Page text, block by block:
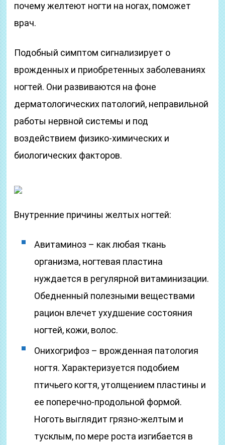
почему желтеют ногти на ногах, поможет
врач.
Подобный симптом сигнализирует о
врожденных и приобретенных заболеваниях
ногтей. Они развиваются на фоне
дерматологических патологий, неправильной
работы нервной системы и под
воздействием физико-химических и
биологических факторов.
Внутренние причины желтых ногтей:
Авитаминоз – как любая ткань
организма, ногтевая пластина
нуждается в регулярной витаминизации.
Обедненный полезными веществами
рацион влечет ухудшение состояния
ногтей, кожи, волос.
Онихогрифоз – врожденная патология
ногтя. Характеризуется подобием
птичьего когтя, утолщением пластины и
ее поперечно-продольной формой.
Ноготь выглядит грязно-желтым и
тусклым, по мере роста изгибается в